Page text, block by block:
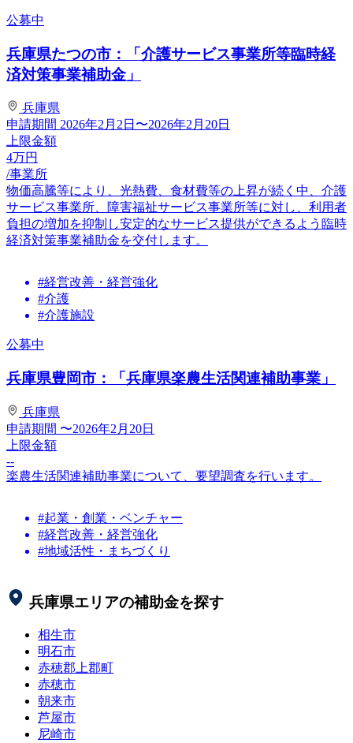
公募中
兵庫県たつの市：「介護サービス事業所等臨時経
済対策事業補助金」
兵庫県
申請期間 2026年2月2日〜2026年2月20日
上限金額
4万円
/事業所
物価高騰等により、光熱費、食材費等の上昇が続く中、介護
サービス事業所、障害福祉サービス事業所等に対し、利用者
負担の増加を抑制し安定的なサービス提供ができるよう臨時
経済対策事業補助金を交付します。
#経営改善・経営強化
#介護
#介護施設
公募中
兵庫県豊岡市：「兵庫県楽農生活関連補助事業」
兵庫県
申請期間 〜2026年2月20日
上限金額
--
楽農生活関連補助事業について、要望調査を行います。
#起業・創業・ベンチャー
#経営改善・経営強化
#地域活性・まちづくり
兵庫県エリアの補助金を探す
相生市
明石市
赤穂郡上郡町
赤穂市
朝来市
芦屋市
尼崎市